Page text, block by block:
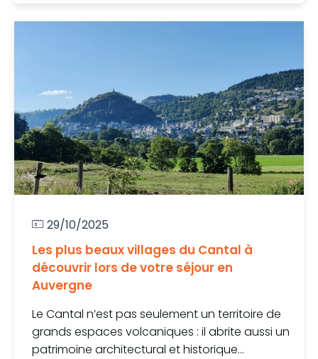
29/10/2025
Les plus beaux villages du Cantal à
découvrir lors de votre séjour en
Auvergne
Le Cantal n’est pas seulement un territoire de
grands espaces volcaniques : il abrite aussi un
patrimoine architectural et historique...